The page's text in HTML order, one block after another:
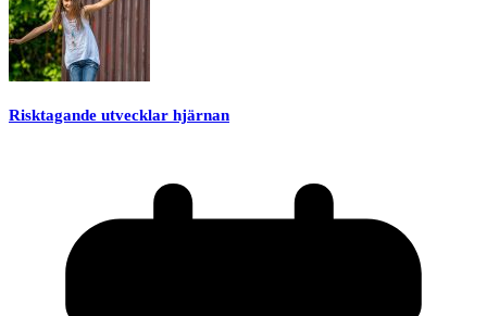
Risktagande utvecklar hjärnan